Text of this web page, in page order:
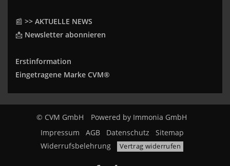
📰 >> AKTUELLE NEWS
📩 Newsletter abonnieren
Erstinformation
Eingetragene Marke CVM®
© CVM GmbH Powered by Immonia GmbH
Impressum
AGB Datenschutz
Sitemap
Widerrufsbelehrung
Vertrag widerrufen